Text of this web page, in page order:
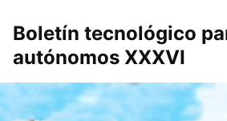
Boletín tecnológico
autónomos XXXVI